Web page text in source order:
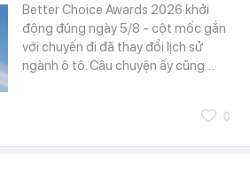
Better Choice Awards 2026 khởi
động đúng ngày 5/8 - cột mốc gắn
với chuyến đi đã thay đổi lịch sử
ngành ô tô. Câu chuyện ấy cũng…
0